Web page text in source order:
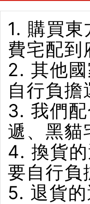
1. 購買
費宅配到
2. 其他
自行負擔
3. 我們
遞、黑貓
4. 換貨
要自行負
5. 退貨